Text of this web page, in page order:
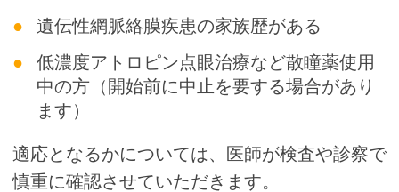
遺伝性網脈絡膜疾患の家族歴がある
低濃度アトロピン点眼治療など散瞳薬使用
中の方（開始前に中止を要する場合があり
ます）
適応となるかについては、医師が検査や診察で
慎重に確認させていただきます。